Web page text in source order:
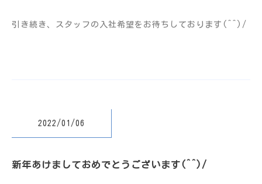
引き続き、スタッフの入社希望をお待ちしております(^^)/
2022/01/06
新年あけましておめでとうございます(^^)/